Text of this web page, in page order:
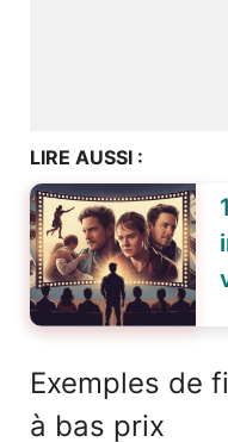
LIRE AUSSI :
Exemples de
à bas prix